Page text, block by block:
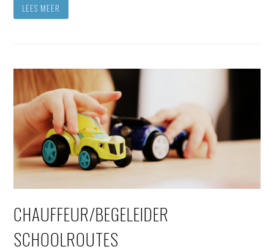
LEES MEER
CHAUFFEUR/BEGELEIDER
SCHOOLROUTES